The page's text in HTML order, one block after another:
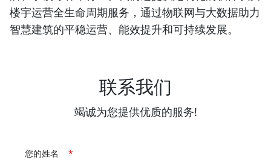
楼宇运营全生命周期服务，通过物联网与大数据助力
智慧建筑的平稳运营、能效提升和可持续发展。
联系我们
竭诚为您提供优质的服务!
*
您的姓名